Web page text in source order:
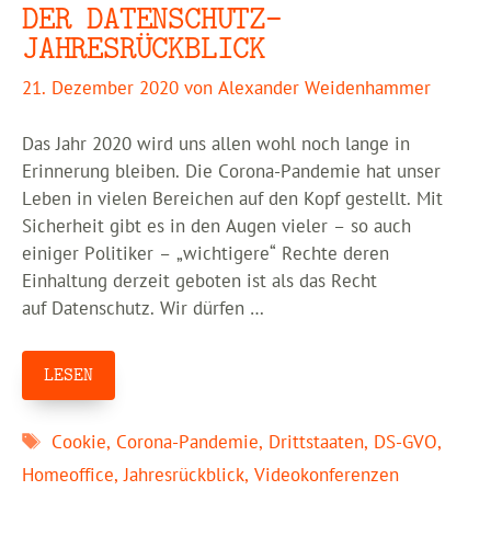
DER DATENSCHUTZ-
JAHRESRÜCKBLICK
21. Dezember 2020 von Alexander Weidenhammer
Das Jahr 2020 wird uns allen wohl noch lange in
Erinnerung bleiben. Die Corona-Pandemie hat unser
Leben in vielen Bereichen auf den Kopf gestellt. Mit
Sicherheit gibt es in den Augen vieler – so auch
einiger Politiker – „wichtigere“ Rechte deren
Einhaltung derzeit geboten ist als das Recht
auf Datenschutz. Wir dürfen …
LESEN
Schlagwörter
Cookie, Corona-Pandemie, Drittstaaten, DS-GVO,
Homeoffice,Jahresrückblick, Videokonferenzen